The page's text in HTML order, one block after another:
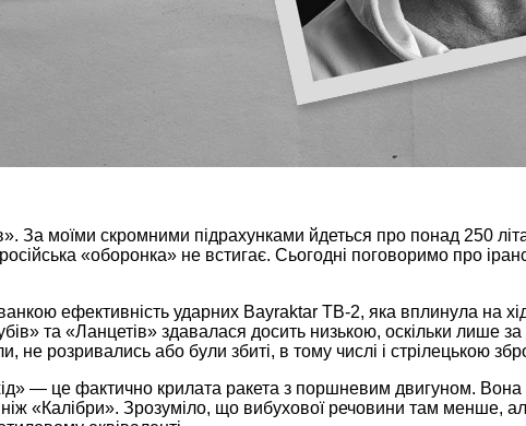
За моїми скромними підрахунками йдеться про понад 250
«оборонка» не встигає. Сьогодні поговоримо про
ефективність ударних Bayraktar TB-2, яка вплинула на
та «Ланцетів» здавалася досить низькою, оскільки лише
не розривались або були збиті, в тому числі і стрілецькою
— це фактично крилата ракета з поршневим двигуном.
«Калібри». Зрозуміло, що вибухової речовини там менше,